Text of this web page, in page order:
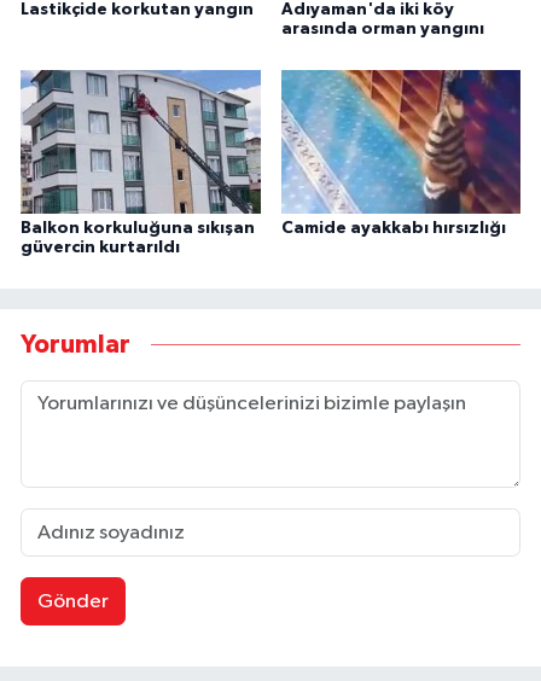
Lastikçide korkutan yangın
Adıyaman'da iki köy
arasında orman yangını
Balkon korkuluğuna sıkışan
güvercin kurtarıldı
Camide ayakkabı hırsızlığı
Yorumlar
Gönder